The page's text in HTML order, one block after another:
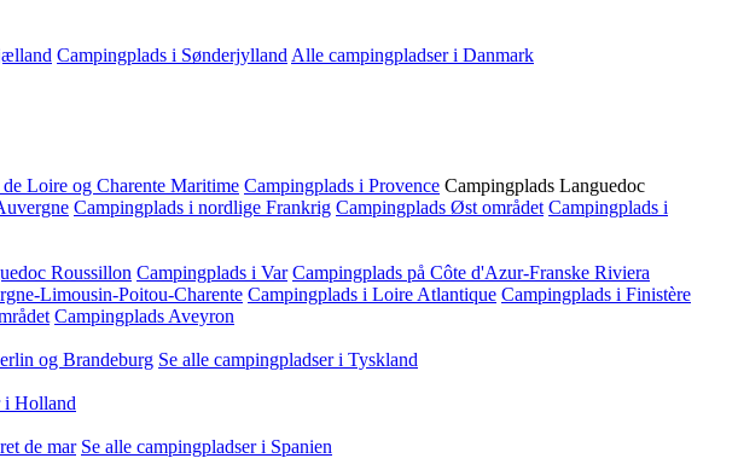
Campingplads i Sønderjylland Alle campingpladser i Danmark
Loire og Charente Maritime Campingplads i Provence Campingplads Languedoc
Campingplads i nordlige Frankrig Campingplads Øst området Campingplads i
Roussillon Campingplads i Var Campingplads på Côte d'Azur-Franske Riviera
Limousin-Poitou-Charente Campingplads i Loire Atlantique Campingplads i Finistère
Campingplads Aveyron
og Brandeburg Se alle campingpladser i Tyskland
i Holland
de mar Se alle campingpladser i Spanien